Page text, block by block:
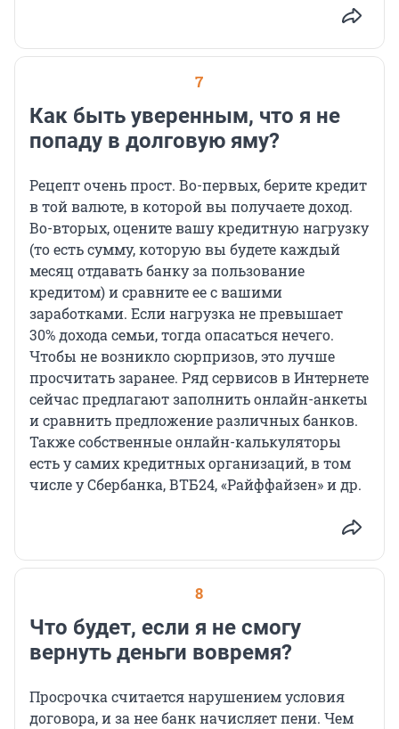
7
Как быть уверенным, что я не
попаду в долговую яму?
Рецепт очень прост. Во-первых, берите кредит
в той валюте, в которой вы получаете доход.
Во-вторых, оцените вашу кредитную нагрузку
(то есть сумму, которую вы будете каждый
месяц отдавать банку за пользование
кредитом) и сравните ее с вашими
заработками. Если нагрузка не превышает
30% дохода семьи, тогда опасаться нечего.
Чтобы не возникло сюрпризов, это лучше
просчитать заранее. Ряд сервисов в Интернете
сейчас предлагают заполнить онлайн-анкеты
и сравнить предложение различных банков.
Также собственные онлайн-калькуляторы
есть у самих кредитных организаций, в том
числе у Сбербанка, ВТБ24, «Райффайзен» и др.
8
Что будет, если я не смогу
вернуть деньги вовремя?
Просрочка считается нарушением условия
договора, и за нее банк начисляет пени. Чем